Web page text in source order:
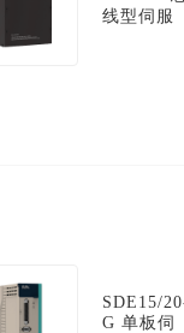
线型伺服
SDE15/
G 单板伺